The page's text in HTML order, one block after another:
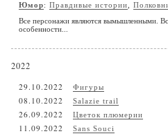
Юмор:Правдивые истории ,
Все персонажи являются вымышленными.
особенности...
2022
29.10.2022 Фигуры
08.10.2022 Salazie trail
26.09.2022 Цветок плюмерии
11.09.2022 Sans Souci